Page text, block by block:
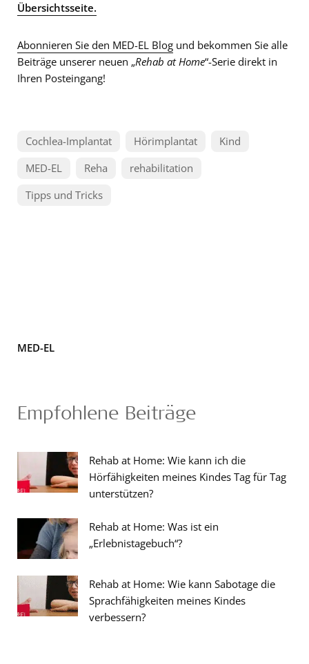
Übersichtsseite.
Abonnieren Sie den MED-EL Blog und bekommen Sie alle
Beiträge unserer neuen „Rehab at Home“-Serie direkt in
Ihren Posteingang!
Cochlea-Implantat Hörimplantat
Kind
MED-EL
Reha
rehabilitation
Tipps und Tricks
MED-EL
Empfohlene Beiträge
Rehab at Home: Wie kann ich die
Hörfähigkeiten meines Kindes Tag für Tag
unterstützen?
Rehab at Home: Was ist ein
„Erlebnistagebuch“?
Rehab at Home: Wie kann Sabotage die
Sprachfähigkeiten meines Kindes
verbessern?